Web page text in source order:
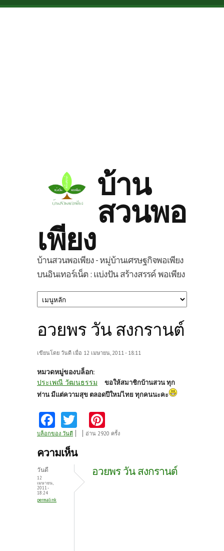
Skip to main content
บ้าน
สวนพอ
เพียง
บ้านสวนพอเพียง - หมู่บ้านเศรษฐกิจพอเพียง
บนอินเทอร์เน็ต : แบ่งปัน สร้างสรรค์ พอเพียง
อวยพร วัน สงกรานต์
เขียนโดย วันดี เมื่อ 12 เมษายน, 2011 - 18:11
หมวดหมู่ของบล็อก:
ประเพณี วัฒนธรรม
ขอให้สมาชิกบ้านสวน ทุก
ท่าน มีแต่ความสุข ตลอดปีใหม่ไทย ทุกคนนะคะ
Fa
ce
b
k
w
itt
nt
es
t
บล็อกของ วันดี อ่าน 2920 ครั้ง
ความเห็น
วันดี
12
เมษายน,
2011 -
18:24
permalink
อวยพร วัน สงกรานต์